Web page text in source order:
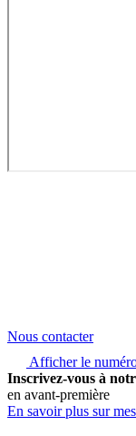
Nous contacter
Afficher le
Inscrivez-vous à
en avant-première
En savoir plus sur